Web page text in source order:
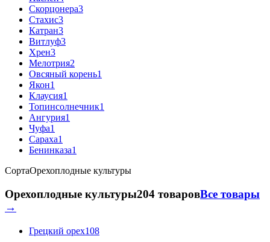
Скорцонера3
Стахис3
Катран3
Витлуф3
Хрен3
Мелотрия2
Овсяный корень1
Якон1
Клаусия1
Топинсолнечник1
Ангурия1
Чуфа1
Сараха1
Бенинказа1
СортаОрехоплодные культуры
Орехоплодные культуры204 товаровВсе товары
→
Грецкий орех108